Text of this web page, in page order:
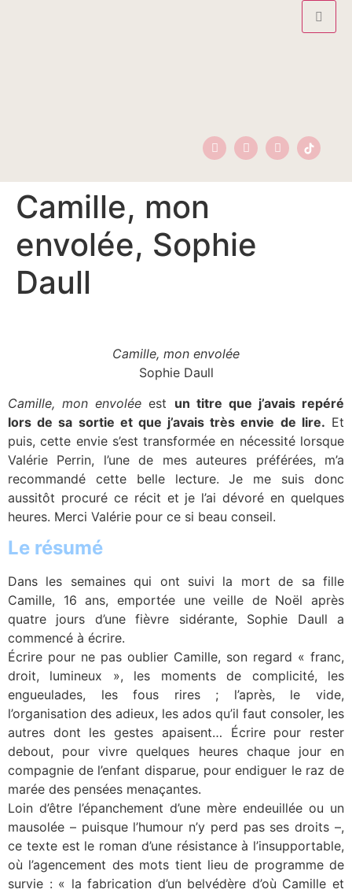
Camille, mon
envolée, Sophie
Daull
Camille, mon envolée
Sophie Daull
Camille, mon envolée est un titre que j’avais repéré
lors de sa sortie et que j’avais très envie de lire. Et
puis, cette envie s’est transformée en nécessité lorsque
Valérie Perrin, l’une de mes auteures préférées, m’a
recommandé cette belle lecture. Je me suis donc
aussitôt procuré ce récit et je l’ai dévoré en quelques
heures. Merci Valérie pour ce si beau conseil.
Le résumé
Dans les semaines qui ont suivi la mort de sa fille
Camille, 16 ans, emportée une veille de Noël après
quatre jours d’une fièvre sidérante, Sophie Daull a
commencé à écrire.
Écrire pour ne pas oublier Camille, son regard « franc,
droit, lumineux », les moments de complicité, les
engueulades, les fous rires ; l’après, le vide,
l’organisation des adieux, les ados qu’il faut consoler, les
autres dont les gestes apaisent… Écrire pour rester
debout, pour vivre quelques heures chaque jour en
compagnie de l’enfant disparue, pour endiguer le raz de
marée des pensées menaçantes.
Loin d’être l’épanchement d’une mère endeuillée ou un
mausolée – puisque l’humour n’y perd pas ses droits –,
ce texte est le roman d’une résistance à l’insupportable,
où l’agencement des mots tient lieu de programme de
survie : « la fabrication d’un belvédère d’où Camille et